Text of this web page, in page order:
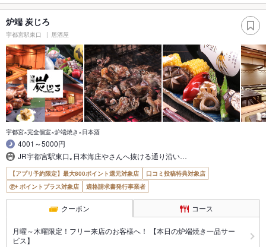
炉端 炭じろ
宇都宮駅東口 居酒屋
宇都宮×完全個室×炉端焼き×日本酒
4001～5000円
JR宇都宮駅東口｡日本海庄やさんへ抜ける通り沿い…
【アプリ予約限定】最大800ポイント還元対象店
口コミ投稿特典対象店
ポイントプラス対象店
適格請求書発行事業者
クーポン コース
月曜～木曜限定！フリー来店のお客様へ！ 【本日の炉端焼き一品サー
ビス】